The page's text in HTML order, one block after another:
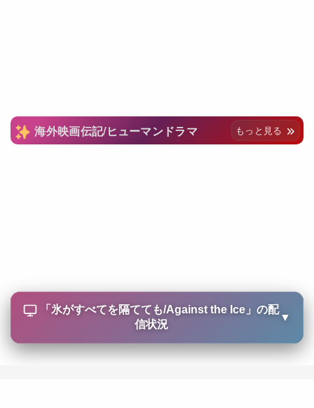
海外映画伝記/ヒューマンドラマ もっと見る
「 氷がすべてを隔てても/Against the Ice 」の配
信状況
▼